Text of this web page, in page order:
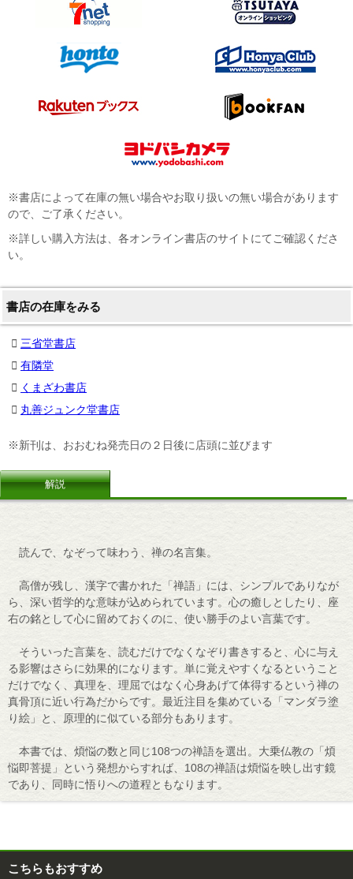
※書店によって在庫の無い場合やお取り扱いの無い場合があります
ので、ご了承ください。
※詳しい購入方法は、各オンライン書店のサイトにてご確認くださ
い。
書店の在庫をみる
三省堂書店
有隣堂
くまざわ書店
丸善ジュンク堂書店
※新刊は、おおむね発売日の２日後に店頭に並びます
解説
読んで、なぞって味わう、禅の名言集。
高僧が残し、漢字で書かれた「禅語」には、シンプルでありなが
ら、深い哲学的な意味が込められています。心の癒しとしたり、座
右の銘として心に留めておくのに、使い勝手のよい言葉です。
そういった言葉を、読むだけでなくなぞり書きすると、心に与え
る影響はさらに効果的になります。単に覚えやすくなるということ
だけでなく、真理を、理屈ではなく心身あげて体得するという禅の
真骨頂に近い行為だからです。最近注目を集めている「マンダラ塗
り絵」と、原理的に似ている部分もあります。
本書では、煩悩の数と同じ108つの禅語を選出。大乗仏教の「煩
悩即菩提」という発想からすれば、108の禅語は煩悩を映し出す鏡
であり、同時に悟りへの道程ともなります。
こちらもおすすめ